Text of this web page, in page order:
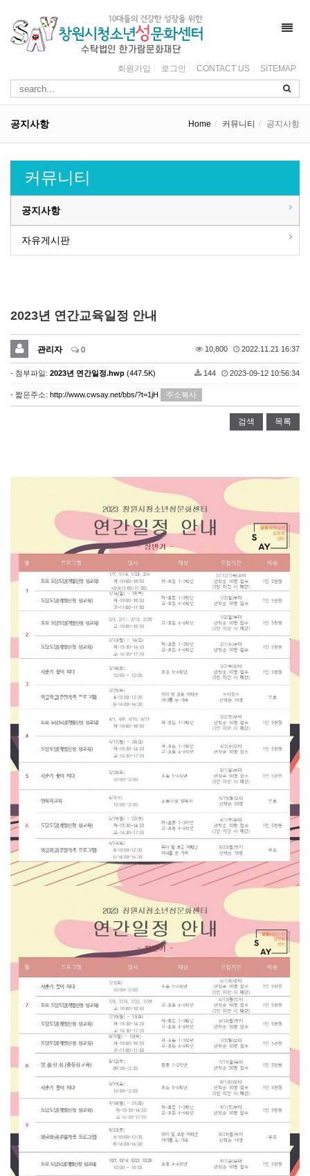
회원가입 로그인 CONTACT US SITEMAP
공지사항 Home 커뮤니티 공지사항
커뮤니티
공지사항
자유게시판
2023년 연간교육일정 안내
관리자 0 10,800 2022.11.21 16:37
- 첨부파일: 2023년 연간일정.hwp (447.5K) 144 2023-09-12 10:56:34
- 짧은주소: http://www.cwsay.net/bbs/?t=1jH 주소복사
검색 목록